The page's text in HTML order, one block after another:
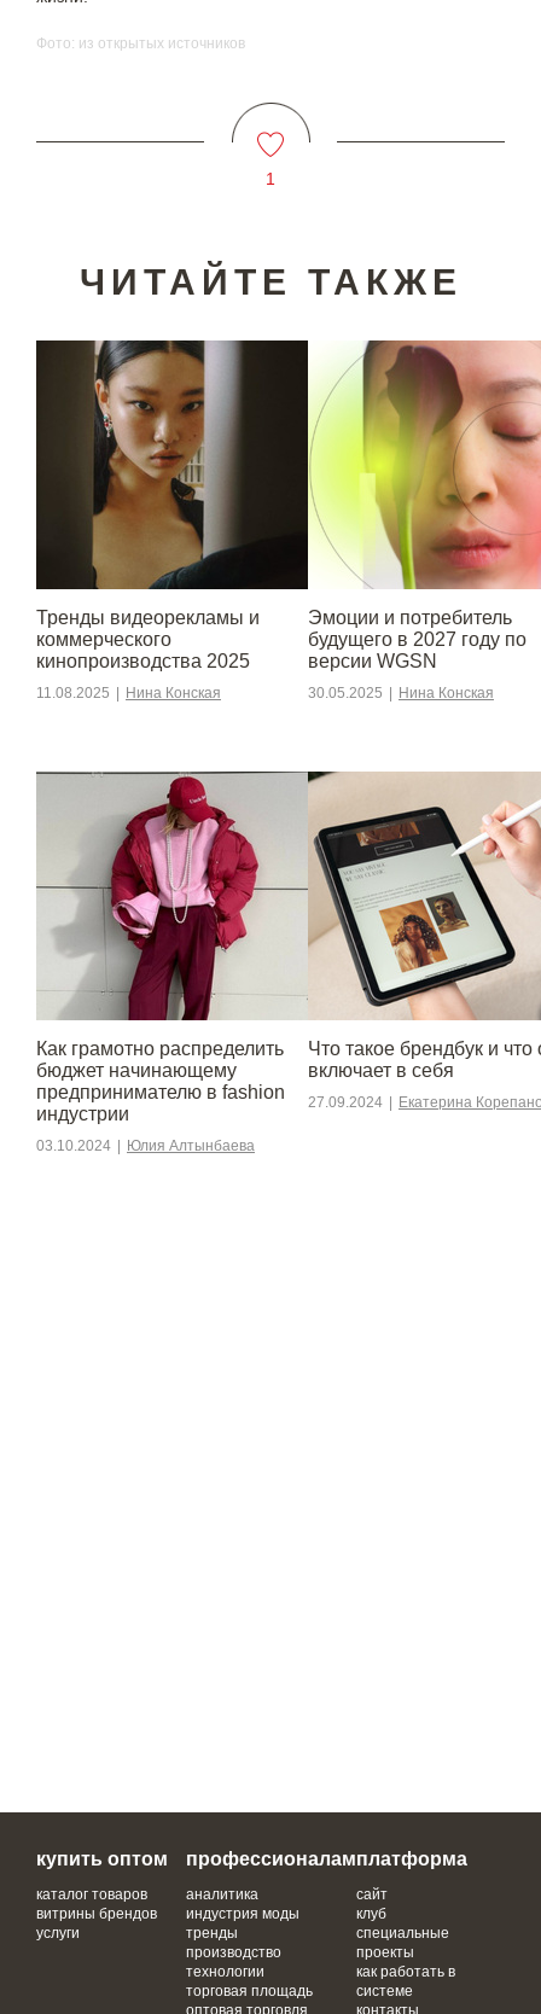
Фото: из открытых источников
1
ЧИТАЙТЕ ТАКЖЕ
Тренды видеорекламы и
коммерческого
кинопроизводства 2025
11.08.2025 Нина Конская
Эмоции и потребитель
будущего в 2027 году по
версии WGSN
30.05.2025 Нина Конская
Как грамотно распределить
бюджет начинающему
предпринимателю в fashion
индустрии
03.10.2024 Юлия Алтынбаева
Что такое брендбук и что
включает в себя
27.09.2024 Екатерина
купить оптом
каталог товаров
витрины брендов
услуги
профессионалам
аналитика
индустрия моды
тренды
производство
технологии
торговая площадь
оптовая торговля
платформа
сайт
клуб
специальные
проекты
как работать в
системе
контакты